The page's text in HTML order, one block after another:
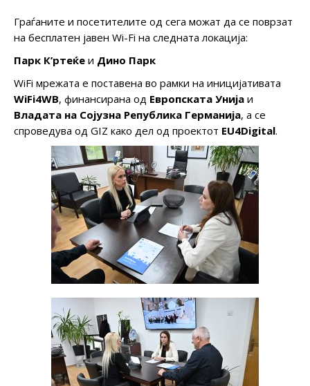
Граѓаните и посетителите од сега можат да се поврзат
на бесплатен јавен Wi-Fi на следната локација:
Парк К’ртеќе и Дино Парк
WiFi мрежата е поставена во рамки на иницијативата
WiFi4WB, финансирана од Европската Унија и
Владата на Сојузна Република Германија, а се
спроведува од GIZ како дел од проектот EU4Digital.